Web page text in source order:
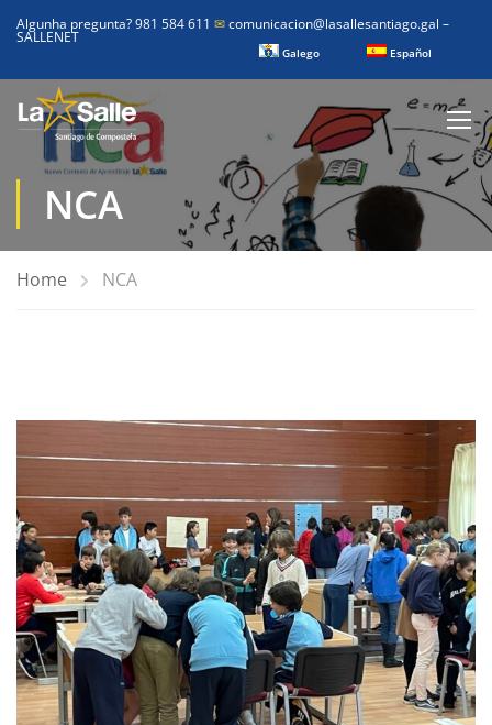
Algunha pregunta? 981 584 611 ✉comunicacion@lasallesantiago.gal –
SALLENET
Galego Español
NCA
Home NCA